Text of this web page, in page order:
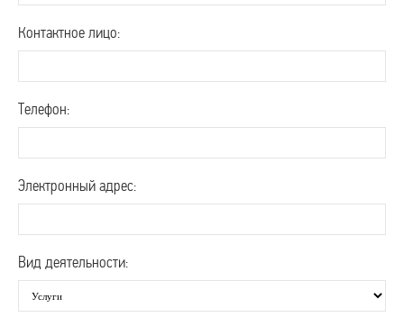
Пакет «БИЗНЕС» предполагает
Контактное лицо:
Телефон:
Электронный адрес:
Вид деятельности: